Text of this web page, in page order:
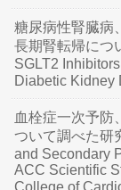
糖尿病性腎臓病
長期腎転帰につ
SGLT2
Diabetic Kidney
血栓症一次予防
ついて調べた研
and Secondary
ACC Scientific
College of